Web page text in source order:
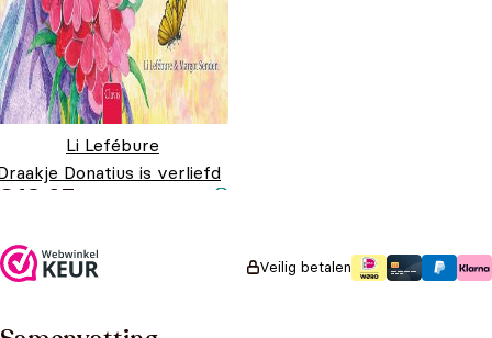
Li Lefébure
Donatius is verliefd
18,95
Veilig betalen